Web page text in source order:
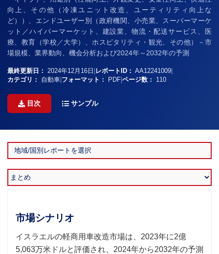
向上、その他（冷凍ユニット改造、ユーティリティ向上な
ど））、エンドユーザー別（政府機関、小売業、スーパーマーケ
ット／ハイパーマーケット、建設業、物流・配送サービス、医
療、教育（学校／大学）、ホスピタリティ・観光、その他）－市
場規模、業界動向、機会分析および2024年～2032年の予測
最終更新日： 2024年12月16日 レポートID： AA12241009
カテゴリ：
自動車 フォーマット： PDF ページ数： 110
目次 サンプル
市場シナリオ
イスラエルの軽商用車改造市場は、2023年に2億
5,063万米ドルと評価され、2024年から2032年の予測